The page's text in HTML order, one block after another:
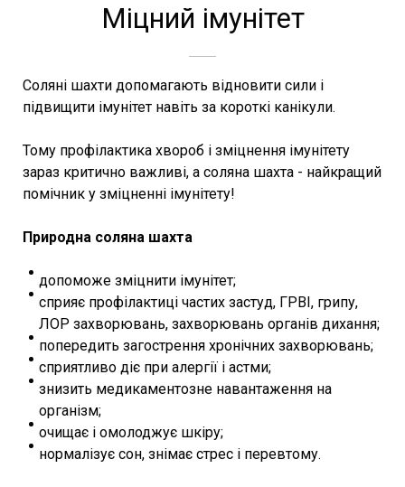
Міцний імунітет
Соляні шахти допомагають відновити сили і
підвищити імунітет навіть за короткі канікули.
Тому профілактика хвороб і зміцнення імунітету
зараз критично важливі, а соляна шахта - найкращий
помічник у зміцненні імунітету!
Природна соляна шахта
допоможе зміцнити імунітет;
сприяє профілактиці частих застуд, ГРВІ, грипу,
ЛОР захворювань, захворювань органів дихання;
попередить загострення хронічних захворювань;
сприятливо діє при алергії і астми;
знизить медикаментозне навантаження на
організм;
очищає і омолоджує шкіру;
нормалізує сон, знімає стрес і перевтому.